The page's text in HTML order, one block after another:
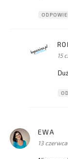
15
EWA
13